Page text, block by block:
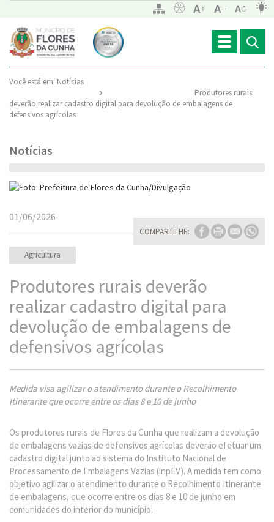
Toggle
navigation
Você está em: Notícias
Produtores rurais
deverão realizar cadastro digital para devolução de embalagens de
defensivos agrícolas
Notícias
COMPARTILHE:
01/06/2026
Agricultura
Produtores rurais deverão
realizar cadastro digital para
devolução de embalagens de
defensivos agrícolas
Medida visa agilizar o atendimento durante o Recolhimento
Itinerante que ocorre entre os dias 8 e 10 de junho
Os produtores rurais de Flores da Cunha que realizam a devolução
de embalagens vazias de defensivos agrícolas deverão efetuar um
cadastro digital junto ao sistema do Instituto Nacional de
Processamento de Embalagens Vazias (inpEV). A medida tem como
objetivo agilizar o atendimento durante o Recolhimento Itinerante
de embalagens, que ocorre entre os dias 8 e 10 de junho em
comunidades do interior do município.